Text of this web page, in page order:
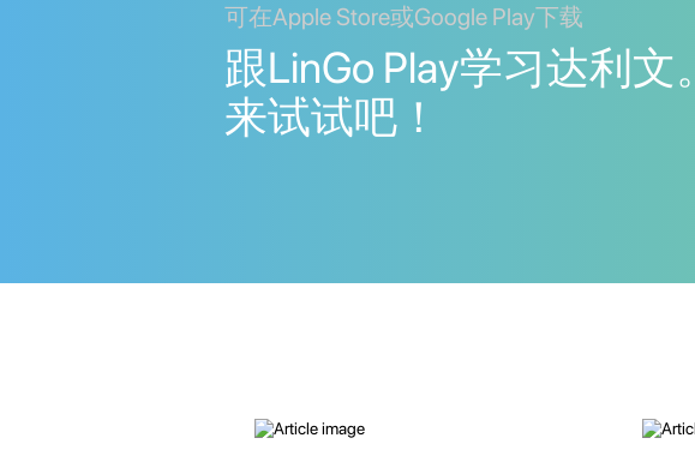
可在Apple Store或Google Play下载
跟LinGo Play学习达利文。
来试试吧！